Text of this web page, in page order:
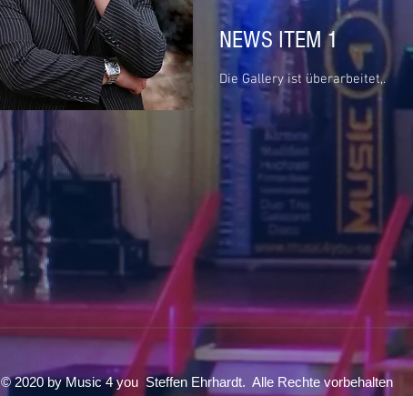
NEWS ITEM 1
Die Gallery ist überarbeitet,.
© 2020 by Music 4 you Steffen Ehrhardt. Alle Rechte vorbehalten